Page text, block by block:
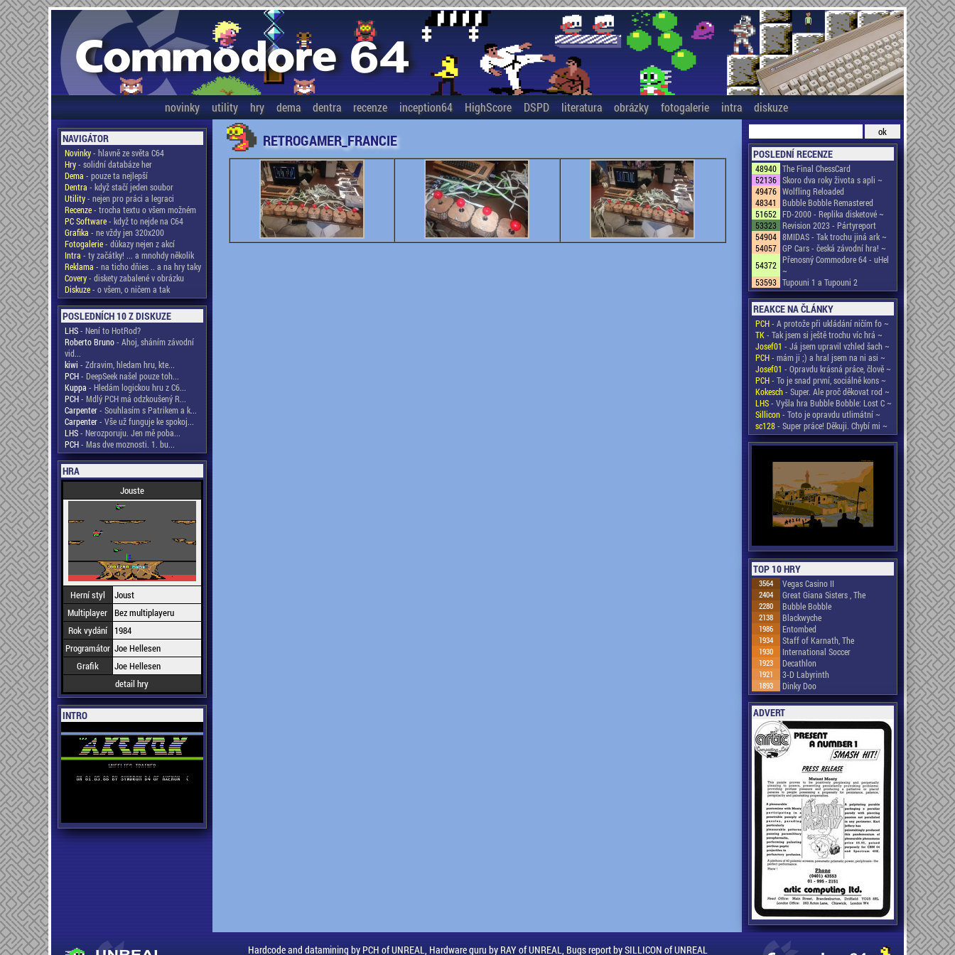
novinky utility hry dema dentra recenze inception64 HighScore DSPD literatura obrázky fotogalerie intra diskuze
NAVIGÁTOR
Novinky- hlavně ze světa C64
Hry- solidní databáze her
Dema - pouze ta nejlepší
Dentra - když stačí jeden soubor
Utility- nejen pro práci a legraci
Recenze- trocha textu o všem možném
PC Software- když to nejde na C64
Grafika - ne vždy jen 320x200
Fotogalerie- důkazy nejen z akcí
Intra - ty začátky! ... a mnohdy několik
Reklama - na ticho dňies .. a na hry taky
Covery- diskety zabalené v obrázku
Diskuze- o všem, o ničem a tak
POSLEDNÍCH 10 Z DISKUZE
LHS- Není to HotRod?
Roberto Bruno- Ahoj, sháním závodní
vid...
kiwi - Zdravim, hledam hru, kte...
PCH- DeepSeek našel pouze toh...
Kuppa - Hledám logickou hru z C6...
PCH- Mdlý PCH má odzkoušený R...
Carpenter- Souhlasím s Patrikem a k...
Carpenter- Vše už funguje ke spokoj...
LHS- Nerozporuju. Jen mě poba...
PCH- Mas dve moznosti. 1. bu...
HRA
Jouste
Herní styl
Joust
Multiplayer Bez multiplayeru
Rok vydání
1984
Programátor Joe Hellesen
Grafik
Joe Hellesen
detail hry
INTRO
RETROGAMER_FRANCIE
POSLEDNÍ RECENZE
48940 The Final ChessCard
52136 Skoro dva roky života s apli ~
49476 Wolfling Reloaded
48341
Bubble Bobble Remastered
51652 FD-2000 - Replika disketové ~
53323 Revision 2023 - Pártyreport
54904 8MIDAS - Tak trochu jiná ark ~
54057 GP Cars - česká závodní hra! ~
54372 Přenosný Commodore 64 - uHel
~
53593 Tupouni 1 a Tupouni 2
REAKCE NA ČLÁNKY
PCH- A protože při ukládání ničím fo ~
TK- Tak jsem si ještě trochu víc hrá ~
Josef01 - Já jsem upravil vzhled šach ~
PCH- mám ji ;) a hral jsem na ni asi ~
Josef01 - Opravdu krásná práce, člově ~
PCH- To je snad první, sociálně kons ~
Kokesch- Super. Ale proč děkovat rod ~
LHS- Vyšla hra Bubble Bobble: Lost C ~
Sillicon- Toto je opravdu utlimátní ~
sc128- Super práce! Děkuji. Chybí mi ~
TOP 10 HRY
3564 Vegas Casino II
2404 Great Giana Sisters , The
2280 Bubble Bobble
2138 Blackwyche
1986 Entombed
1934 Staff of Karnath, The
1930 International Soccer
1923 Decathlon
1921 3-D Labyrinth
1893 Dinky Doo
ADVERT
Hardcode and datamining by PCH of UNREAL, Hardware guru by RAY of UNREAL, Bugs report by SILLICON of UNREAL